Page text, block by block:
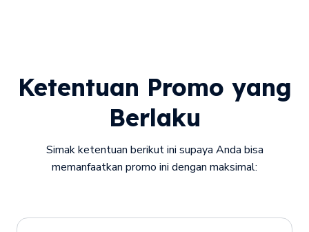
Ketentuan Promo yang
Berlaku
Simak ketentuan berikut ini supaya Anda bisa
memanfaatkan promo ini dengan maksimal: